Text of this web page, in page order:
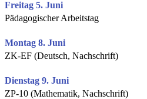
Freitag 5. Juni
Pädagogischer Arbeitstag
Montag 8. Juni
ZK-EF (Deutsch, Nachschrift)
Dienstag 9. Juni
ZP-10 (Mathematik, Nachschrift)